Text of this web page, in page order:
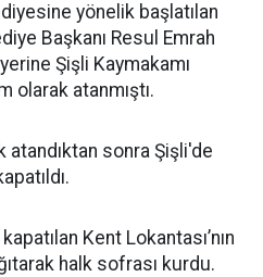
yönelik başlatılan
Başkanı Resul Emrah
Şişli Kaymakamı
olarak atanmıştı.
atandıktan sonra Şişli'de
Kent Lokantası’nın
halk sofrası kurdu.